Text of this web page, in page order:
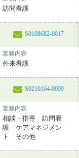
訪問看護
S0108682-0017
業務内容
外来看護
S0210164-0009
業務内容
相談・指導 訪問看
護 ケアマネジメン
ト その他